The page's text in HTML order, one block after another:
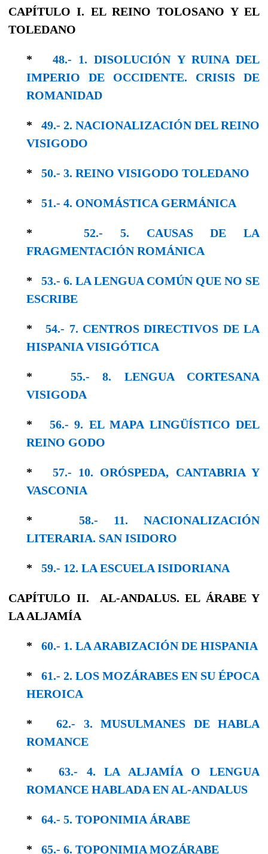
CAPÍTULO I. EL REINO TOLOSANO Y EL
TOLEDANO
* 48.- 1. DISOLUCIÓN Y RUINA DEL
IMPERIO DE OCCIDENTE. CRISIS DE
ROMANIDAD
* 49.- 2. NACIONALIZACIÓN DEL REINO
VISI­GODO
* 50.- 3. REINO VISIGODO TOLEDANO
* 51.- 4. ONOMÁSTICA GERMÁNICA
*52.- 5. CAUSAS DE LA
FRAGMENTACIÓN ROMÁNICA
* 53.- 6. LA LENGUA COMÚN QUE NO SE
ESCRIBE
*54.- 7. CENTROS DIRECTIVOS DE LA
HISPANIA VISIGÓTICA
* 55.- 8. LENGUA CORTESANA
VISIGODA
* 56.- 9. EL MAPA LINGÜÍSTICO DEL
REINO GODO
* 57.- 10. ORÓSPEDA, CANTABRIA Y
VASCONIA
* 58.- 11. NACIONALIZACIÓN
LITERARIA. SAN ISIDORO
* 59.- 12. LA ESCUELA ISIDORIANA
CAPÍTULO II. AL-ANDALUS. EL ÁRABE Y
LA ALJAMÍA
* 60.- 1. LA ARABIZACIÓN DE HISPANIA
* 61.- 2. LOS MOZÁRABES EN SU ÉPOCA
HE­ROICA
*62.- 3. MUSULMANES DE HABLA
ROMANCE
* 63.- 4. LA ALJAMÍA O LENGUA
ROMANCE HABLADA EN AL-ANDALUS
* 64.- 5. TOPONIMIA ÁRABE
* 65.- 6. TOPONIMIA MOZÁRABE